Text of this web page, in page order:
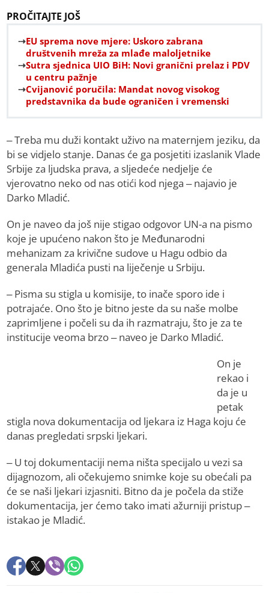
PROČITAJTE JOŠ
EU sprema nove mjere: Uskoro zabrana
društvenih mreža za mlađe maloljetnike
Sutra sjednica UIO BiH: Novi granični prelaz i PDV
u centru pažnje
Cvijanović poručila: Mandat novog visokog
predstavnika da bude ograničen i vremenski
– Treba mu duži kontakt uživo na maternjem jeziku, da
bi se vidjelo stanje. Danas će ga posjetiti izaslanik Vlade
Srbije za ljudska prava, a sljedeće nedjelje će
vjerovatno neko od nas otići kod njega – najavio je
Darko Mladić.
On je naveo da još nije stigao odgovor UN-a na pismo
koje je upućeno nakon što je Međunarodni
mehanizam za krivične sudove u Hagu odbio da
generala Mladića pusti na liječenje u Srbiju.
– Pisma su stigla u komisije, to inače sporo ide i
potrajaće. Ono što je bitno jeste da su naše molbe
zaprimljene i počeli su da ih razmatraju, što je za te
institucije veoma brzo – naveo je Darko Mladić.
On je
rekao i
da je u
petak
stigla nova dokumentacija od ljekara iz Haga koju će
danas pregledati srpski ljekari.
– U toj dokumentaciji nema ništa specijalo u vezi sa
dijagnozom, ali očekujemo snimke koje su obećali pa
će se naši ljekari izjasniti. Bitno da je počela da stiže
dokumentacija, jer ćemo tako imati ažurniji pristup –
istakao je Mladić.